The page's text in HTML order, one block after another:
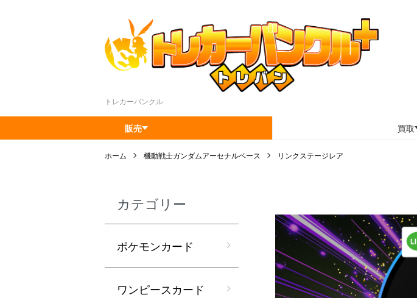
トレカーバンクル
販売 買取
ホーム 機動戦士ガンダムアーセナルベース リンクステージレア
カテゴリー
ポケモンカード
ワンピースカード